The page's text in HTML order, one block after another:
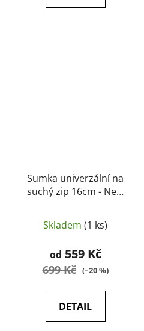
Sumka univerzální na
suchý zip 16cm - New
Skladem (1 ks)
od 559 Kč
699 Kč (–20 %)
DETAIL